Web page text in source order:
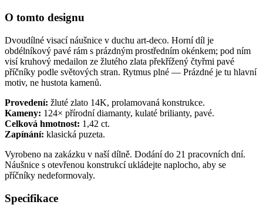
O tomto designu
Dvoudílné visací náušnice v duchu art-deco. Horní díl je
obdélníkový pavé rám s prázdným prostředním okénkem; pod ním
visí kruhový medailon ze žlutého zlata překřížený čtyřmi pavé
příčníky podle světových stran. Rytmus plné — Prázdné je tu hlavní
motiv, ne hustota kamenů.
Provedení: žluté zlato 14K, prolamovaná konstrukce.
Kameny: 124× přírodní diamanty, kulaté brilianty, pavé.
Celková hmotnost: 1,42 ct.
Zapínání: klasická puzeta.
Vyrobeno na zakázku v naší dílně. Dodání do 21 pracovních dní.
Náušnice s otevřenou konstrukcí ukládejte naplocho, aby se
příčníky nedeformovaly.
Specifikace